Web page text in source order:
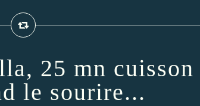
25 mn cuisson
le sourire...